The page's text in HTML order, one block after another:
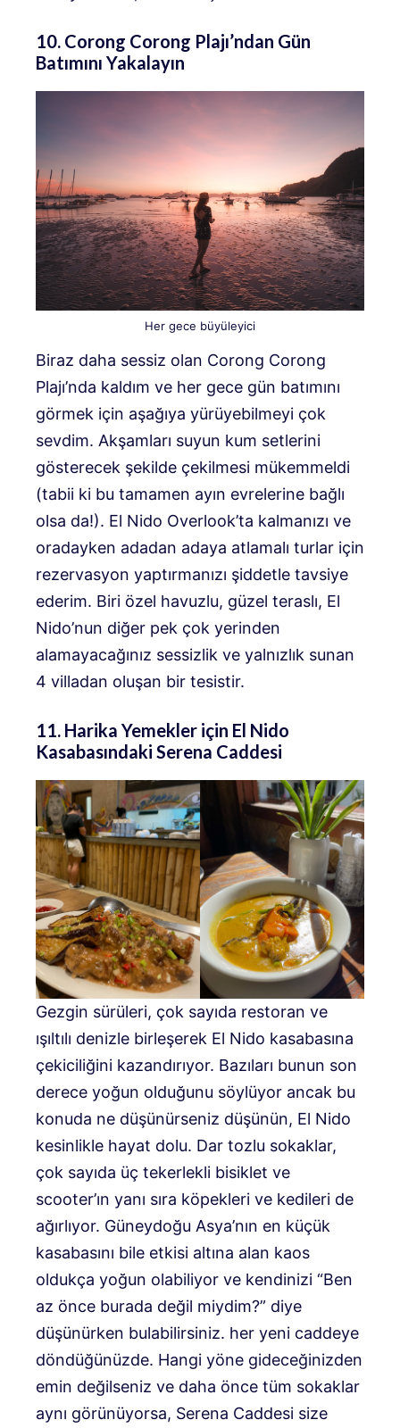
10. Corong Corong Plajı’ndan Gün
Batımını Yakalayın
Her gece büyüleyici
Biraz daha sessiz olan Corong Corong
Plajı’nda kaldım ve her gece gün batımını
görmek için aşağıya yürüyebilmeyi çok
sevdim. Akşamları suyun kum setlerini
gösterecek şekilde çekilmesi mükemmeldi
(tabii ki bu tamamen ayın evrelerine bağlı
olsa da!). El Nido Overlook’ta kalmanızı ve
oradayken adadan adaya atlamalı turlar için
rezervasyon yaptırmanızı şiddetle tavsiye
ederim. Biri özel havuzlu, güzel teraslı, El
Nido’nun diğer pek çok yerinden
alamayacağınız sessizlik ve yalnızlık sunan
4 villadan oluşan bir tesistir.
11. Harika Yemekler için El Nido
Kasabasındaki Serena Caddesi
Gezgin sürüleri, çok sayıda restoran ve
ışıltılı denizle birleşerek El Nido kasabasına
çekiciliğini kazandırıyor. Bazıları bunun son
derece yoğun olduğunu söylüyor ancak bu
konuda ne düşünürseniz düşünün, El Nido
kesinlikle hayat dolu. Dar tozlu sokaklar,
çok sayıda üç tekerlekli bisiklet ve
scooter’ın yanı sıra köpekleri ve kedileri de
ağırlıyor. Güneydoğu Asya’nın en küçük
kasabasını bile etkisi altına alan kaos
oldukça yoğun olabiliyor ve kendinizi “Ben
az önce burada değil miydim?” diye
düşünürken bulabilirsiniz. her yeni caddeye
döndüğünüzde. Hangi yöne gideceğinizden
emin değilseniz ve daha önce tüm sokaklar
aynı görünüyorsa, Serena Caddesi size